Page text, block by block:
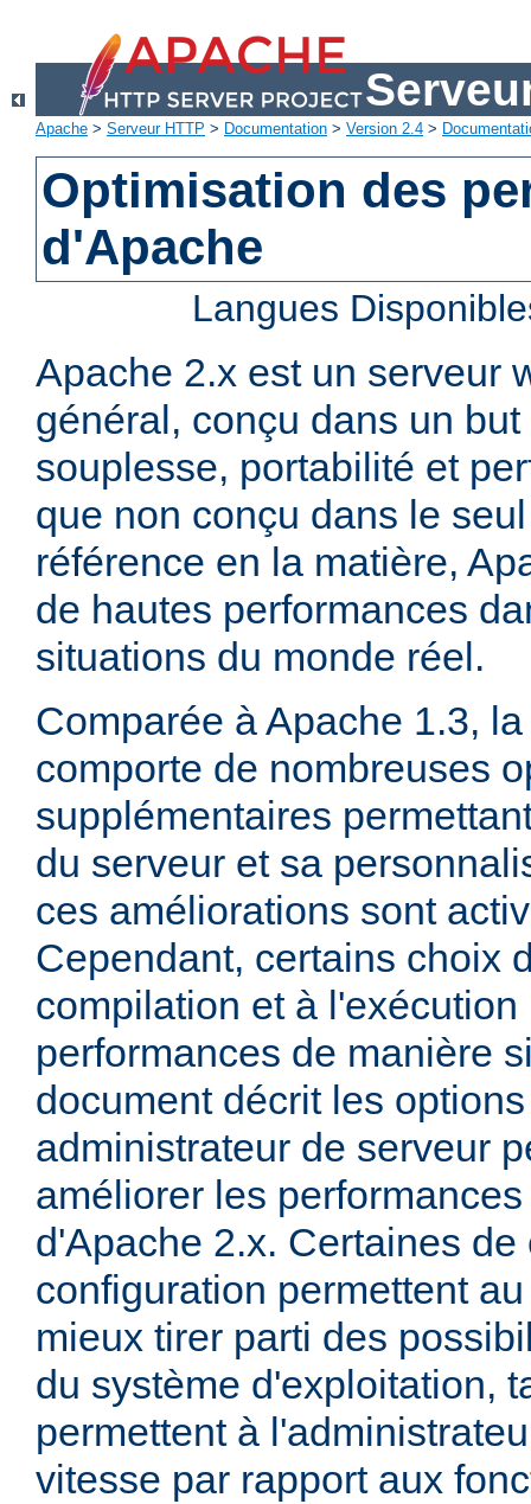
Apache > Serveur HTTP > Documentation > Version 2.4 >
Optimisation des
d'Apache
Langues
Apache 2.x est un serveur
général, conçu dans un
souplesse, portabilité et
que non conçu dans le
référence en la matière,
de hautes performances
situations du monde réel.
Comparée à Apache 1.3,
comporte de nombreuses
supplémentaires
du serveur et sa
ces améliorations sont
Cependant, certains choix
compilation et à
performances de manière
document décrit les
administrateur de serveur
améliorer les
d'Apache 2.x. Certaines
configuration permettent
mieux tirer parti des
du système d'exploitation,
permettent à
vitesse par rapport aux